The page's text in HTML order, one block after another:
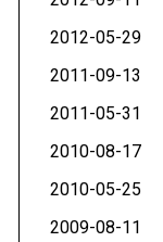
2012-05-29
2011-09-13
2011-05-31
2010-08-17
2010-05-25
2009-08-11